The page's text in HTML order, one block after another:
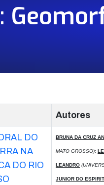
Autores
DO
NA
DO RIO
BRUNA DA CRUZ
MATO GROSSO);
LEANDRO
JUNIOR DO